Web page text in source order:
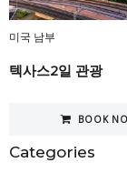
Categories
미국 남부
텍사스2일 관광
BOOK